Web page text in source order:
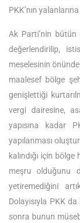
PKK’nın
Ak Parti’nin bütün
değerlendirilip,
meselesinin
maalesef bölge
genişlettiği
vergi dairesine,
yapısına kadar
yapılanması
kalındığı için
meşru olduğunu
yetiremediğini
Dolayısıyla PKK
sonra bunun